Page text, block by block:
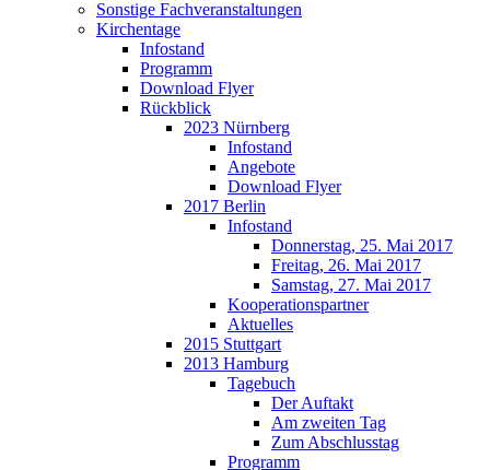
Sonstige Fachveranstaltungen
Kirchentage
Infostand
Programm
Download Flyer
Rückblick
2023 Nürnberg
Infostand
Angebote
Download Flyer
2017 Berlin
Infostand
Donnerstag, 25. Mai 2017
Freitag, 26. Mai 2017
Samstag, 27. Mai 2017
Kooperationspartner
Aktuelles
2015 Stuttgart
2013 Hamburg
Tagebuch
Der Auftakt
Am zweiten Tag
Zum Abschlusstag
Programm